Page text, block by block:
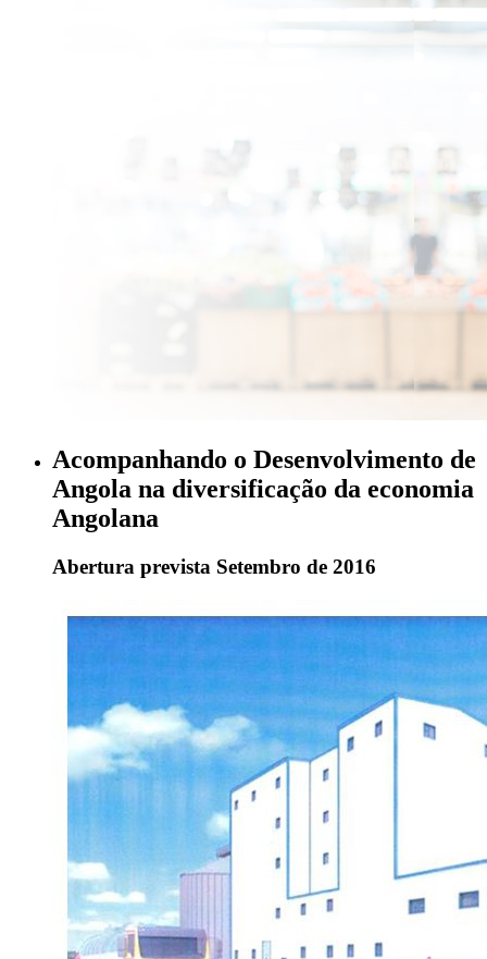
Acompanhando o Desenvolvimento de
Angola na diversificação da economia
Angolana
Abertura prevista Setembro de 2016